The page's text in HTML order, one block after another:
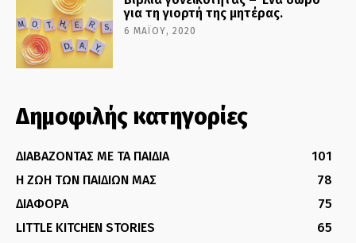
για τη γιορτή της μητέρας.
6 ΜΑΪ́ΟΥ, 2020
Δημοφιλής κατηγορίες
ΔΙΑΒΑΖΟΝΤΑΣ ΜΕ ΤΑ ΠΑΙΔΙΑ
101
Η ΖΩΗ ΤΩΝ ΠΑΙΔΙΩΝ ΜΑΣ
78
ΔΙΑΦΟΡΑ
75
LITTLE KITCHEN STORIES
65